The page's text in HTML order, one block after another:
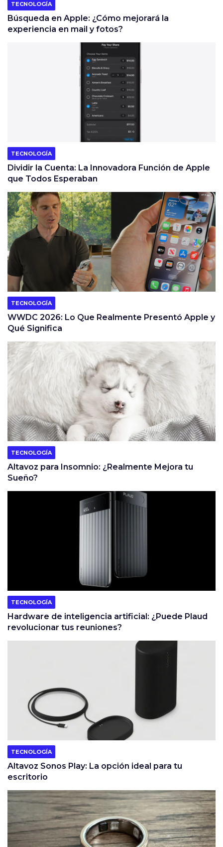
TECNOLOGÍA
Búsqueda en Apple: ¿Cómo mejorará la
experiencia en mail y fotos?
TECNOLOGÍA
Dividir la Cuenta: La Innovadora Función de Apple
que Todos Esperaban
TECNOLOGÍA
WWDC 2026: Lo Que Realmente Presentó Apple y
Qué Significa
TECNOLOGÍA
Altavoz para Insomnio: ¿Realmente Mejora tu
Sueño?
TECNOLOGÍA
Hardware de inteligencia artificial: ¿Puede Plaud
revolucionar tus reuniones?
TECNOLOGÍA
Altavoz Sonos Play: La opción ideal para tu
escritorio